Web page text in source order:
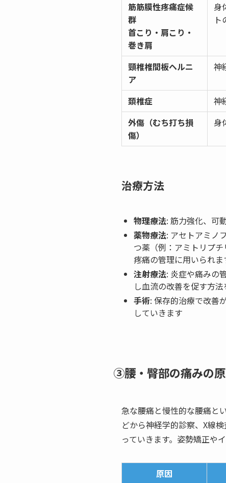
筋筋膜性疼痛症候
群
首こり・肩こり・
巻き肩
身
ト
頸椎椎間板ヘルニ
ア
神
頚椎症 神
外傷（むち打ち損
傷）
身
治療方法
物理療法: 筋力強化、可
薬物療法: アセトアミノ
つ薬（例：アミトリプ
疼痛の管理に用いられ
注射療法: 炎症や痛みの
し血流の改善を促す方
手術: 保存的治療で改善
していきます
③腰・臀部の痛みの
急な腰痛と慢性的な腰痛と
どから神経学的診察、X線
っていきます。姿勢矯正や
原因